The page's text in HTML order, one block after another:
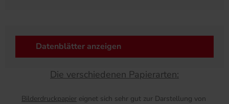
Datenblätter anzeigen
Die verschiedenen Papierarten:
Bilderdruckpapier eignet sich sehr gut zur Darstellung von